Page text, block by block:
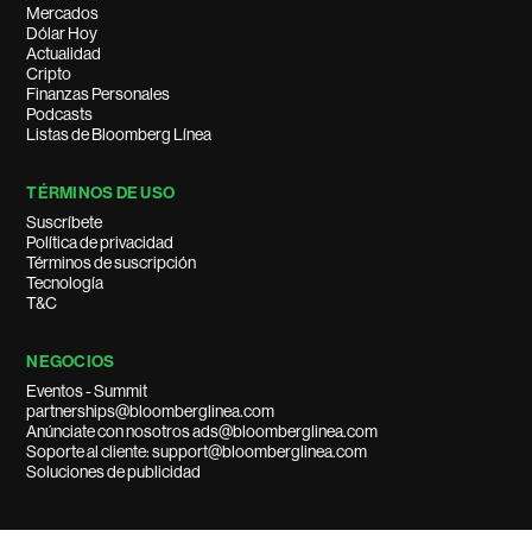
Mercados
Dólar Hoy
Actualidad
Cripto
Finanzas Personales
Podcasts
Listas de Bloomberg Línea
TÉRMINOS DE USO
Suscríbete
Política de privacidad
Términos de suscripción
Tecnología
T&C
NEGOCIOS
Eventos - Summit
partnerships@bloomberglinea.com
Anúnciate con nosotros ads@bloomberglinea.com
Soporte al cliente: support@bloomberglinea.com
Soluciones de publicidad